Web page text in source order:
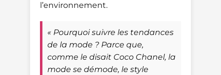
l’environnement.
« Pourquoi suivre les tendances
de la mode ? Parce que,
comme le disait Coco Chanel, la
mode se démode, le style